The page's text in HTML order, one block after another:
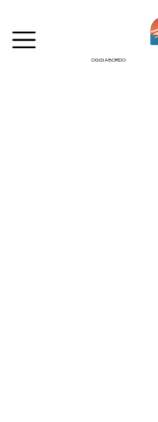
OGGI A BORDO